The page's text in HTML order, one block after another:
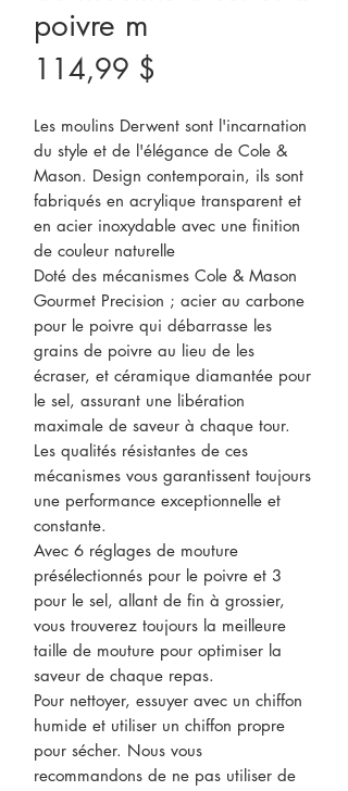
poivre m
114,99 $
Les moulins Derwent sont l'incarnation
du style et de l'élégance de Cole &
Mason. Design contemporain, ils sont
fabriqués en acrylique transparent et
en acier inoxydable avec une finition
de couleur naturelle
Doté des mécanismes Cole & Mason
Gourmet Precision ; acier au carbone
pour le poivre qui débarrasse les
grains de poivre au lieu de les
écraser, et céramique diamantée pour
le sel, assurant une libération
maximale de saveur à chaque tour.
Les qualités résistantes de ces
mécanismes vous garantissent toujours
une performance exceptionnelle et
constante.
Avec 6 réglages de mouture
présélectionnés pour le poivre et 3
pour le sel, allant de fin à grossier,
vous trouverez toujours la meilleure
taille de mouture pour optimiser la
saveur de chaque repas.
Pour nettoyer, essuyer avec un chiffon
humide et utiliser un chiffon propre
pour sécher. Nous vous
recommandons de ne pas utiliser de